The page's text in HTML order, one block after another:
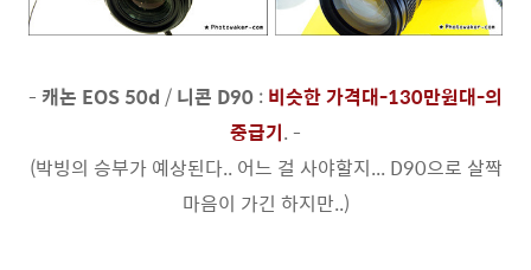
- 캐논 EOS 50d / 니콘 D90 : 비슷한 가격대-130만원대-의
중급기. -
(박빙의 승부가 예상된다.. 어느 걸 사야할지... D90으로 살짝
마음이 가긴 하지만..)